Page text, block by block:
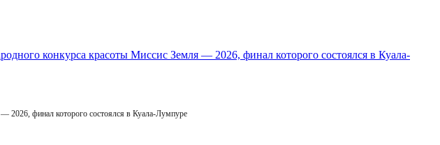
2026, финал которого состоялся в Куала-Лумпуре